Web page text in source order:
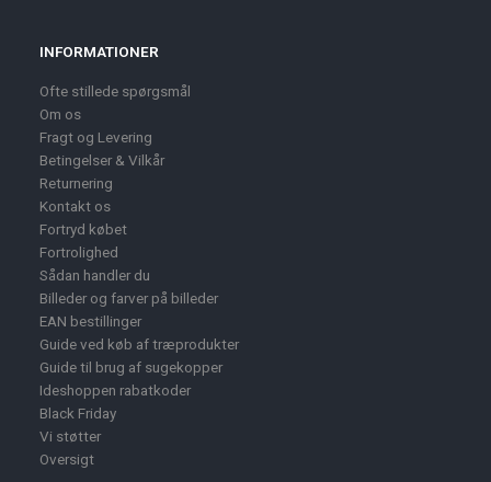
INFORMATIONER
Ofte stillede spørgsmål
Om os
Fragt og Levering
Betingelser & Vilkår
Returnering
Kontakt os
Fortryd købet
Fortrolighed
Sådan handler du
Billeder og farver på billeder
EAN bestillinger
Guide ved køb af træprodukter
Guide til brug af sugekopper
Ideshoppen rabatkoder
Black Friday
Vi støtter
Oversigt